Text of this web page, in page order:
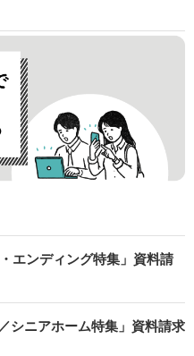
エンディング特集」資料請
シニアホーム特集」資料請求